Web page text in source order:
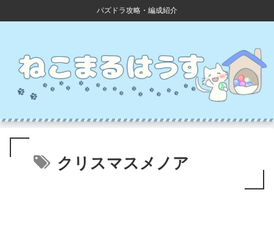
パズドラ攻略・編成紹介
クリスマスメノア